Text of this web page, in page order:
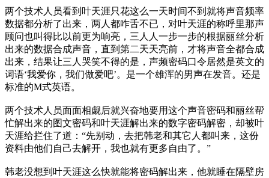
两个技术人员看到叶天涯只花这么一天时间不到就将声音频率
数据都分析了出来，两人都咋舌不已，对叶天涯的称呼里那声
顾问也叫得比以前更为响亮，三人人一步一步的根据丽丝分析
出来的数据合成声音，直到第二天天亮前，才将声音全都合成
出来，结果让三人哭笑不得的是，声频密码口令居然是英文的
词语‘我爱你，我们做爱吧’。是一个雄浑的男声在发音。还是
标准的M式英语。
两个技术人员面面相觑后就兴奋地要用这个声音密码和丽丝帮
忙解出来的图文密码和叶天涯解出来的数字密码解密，却被叶
天涯给拦住了道：“先别动，去把韩老和其它人都叫来，这份
资料由他们自己去解开，我也就有更多自由了。”
韩老没想到叶天涯这么快就能将密码解出来，他就睡在隔壁房